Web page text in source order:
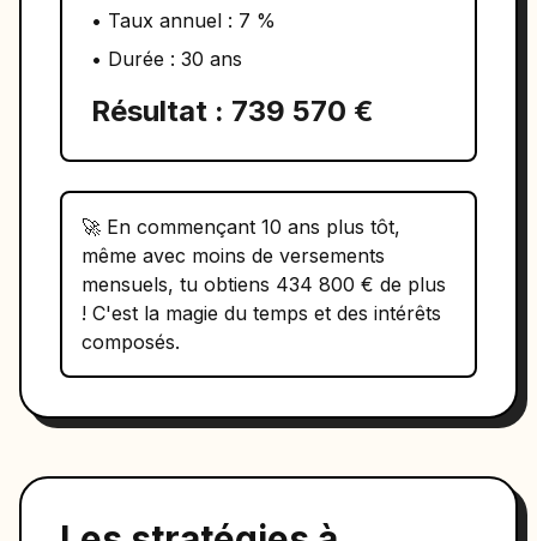
• Taux annuel : 7 %
• Durée : 30 ans
Résultat : 739 570 €
🚀 En commençant 10 ans plus tôt,
même avec moins de versements
mensuels, tu obtiens 434 800 € de plus
! C'est la magie du temps et des intérêts
composés.